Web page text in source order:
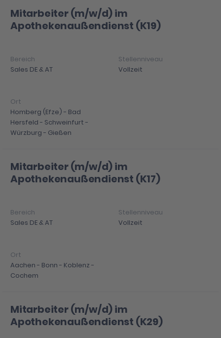
Mitarbeiter (m/w/d) im
Apothekenaußendienst (K19)
Sales DE & AT Vollzeit
Homberg (Efze) - Bad
Hersfeld - Schweinfurt -
Würzburg - Gießen
Mitarbeiter (m/w/d) im
Apothekenaußendienst (K17)
Sales DE & AT Vollzeit
Aachen - Bonn - Koblenz -
Cochem
Mitarbeiter (m/w/d) im
Apothekenaußendienst (K29)